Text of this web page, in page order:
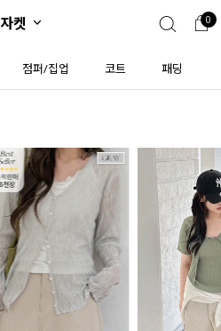
0
ENG
플러스핏 회원혜택
COMMUNITY
ALL
익스클루시브
아우터
자켓 0
점퍼/집업 코트 패딩